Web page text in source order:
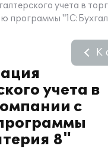
учета в
программы
учета в
с
8"
К